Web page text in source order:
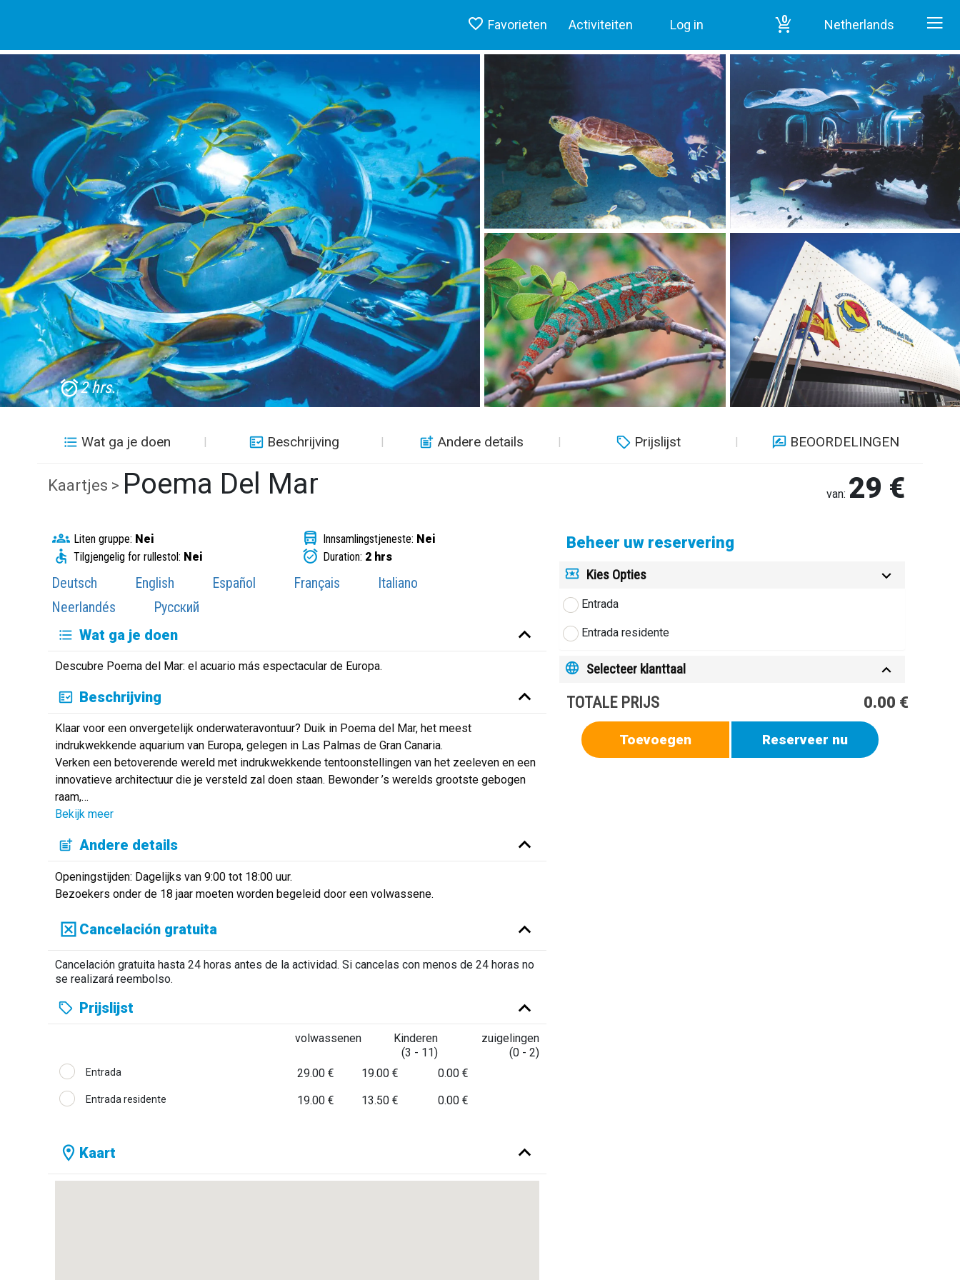
Favorieten Activiteiten Log in 0 Netherlands
2 hrs.
Wat ga je doen Beschrijving Andere details Prijslijst BEOORDELINGEN
Kaartjes > Poema Del Mar van: 29 €
Liten gruppe: Nei Innsamlingstjeneste: Nei
Tilgjengelig for rullestol: Nei Duration: 2 hrs
Deutsch English Español Français
Italiano
Neerlandés
Русский
Wat ga je doen
Descubre Poema del Mar: el acuario más espectacular de Europa.
Beschrijving
Klaar voor een onvergetelijk onderwateravontuur? Duik in Poema del Mar, het meest
indrukwekkende aquarium van Europa, gelegen in Las Palmas de Gran Canaria.
Verken een betoverende wereld met indrukwekkende tentoonstellingen van het zeeleven en een
innovatieve architectuur die je versteld zal doen staan. Bewonder ’s werelds grootste gebogen
raam,…
Bekijk meer
Andere details
Openingstijden: Dagelijks van 9:00 tot 18:00 uur.
Bezoekers onder de 18 jaar moeten worden begeleid door een volwassene.
Cancelación gratuita
Cancelación gratuita hasta 24 horas antes de la actividad. Si cancelas con menos de 24 horas no
se realizará reembolso.
Prijslijst
volwassenen
Kinderen
(3 - 11)
zuigelingen
(0 - 2)
Entrada 29.00 € 19.00 € 0.00 €
Entrada residente 19.00 € 13.50 € 0.00 €
Kaart
Beheer uw reservering
Kies Opties
Entrada
Entrada residente
Selecteer klanttaal
TOTALE PRIJS 0.00 €
Toevoegen Reserveer nu